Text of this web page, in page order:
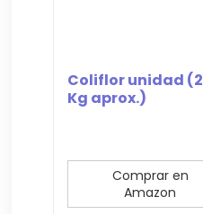
Coliflor unidad (2
Kg aprox.)
Comprar en
Amazon